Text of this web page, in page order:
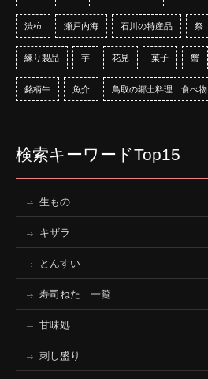
渋柿 瀬戸内海 石川の特産品 祭
練り製品 芋 花見 菓子 蟹
銘柄牛 魚介 鳥取の郷土料理 食べ物
検索キーワードTop15
生もの
キザラ
とんすい
寿司ねた 一覧
甘味処
刺し盛り